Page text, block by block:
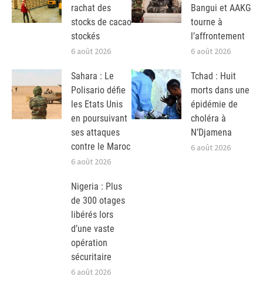
rachat des
stocks de cacao
stockés
6 août 2026
Bangui et AAKG
tourne à
l’affrontement
6 août 2026
Sahara : Le
Polisario défie
les Etats Unis
en poursuivant
ses attaques
contre le Maroc
6 août 2026
Tchad : Huit
morts dans une
épidémie de
choléra à
N’Djamena
6 août 2026
Nigeria : Plus
de 300 otages
libérés lors
d’une vaste
opération
sécuritaire
6 août 2026